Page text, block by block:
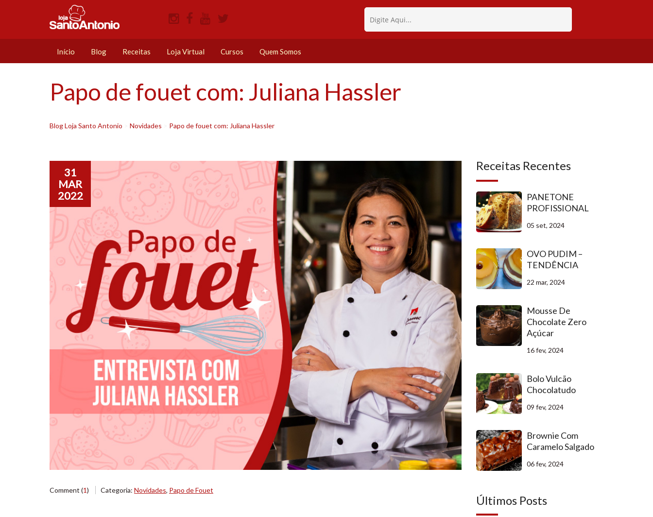
Início Blog Receitas Loja Virtual Cursos Quem Somos
Papo de fouet com: Juliana Hassler
Blog Loja Santo Antonio Novidades Papo de fouet com: Juliana Hassler
Comment (1) Categoria: Novidades, Papo de Fouet
31
MAR
2022
Receitas Recentes
PANETONE
PROFISSIONAL
05 set, 2024
OVO PUDIM –
TENDÊNCIA
22 mar, 2024
Mousse De
Chocolate Zero
Açúcar
16 fev, 2024
Bolo Vulcão
Chocolatudo
09 fev, 2024
Brownie Com
Caramelo Salgado
06 fev, 2024
Últimos Posts